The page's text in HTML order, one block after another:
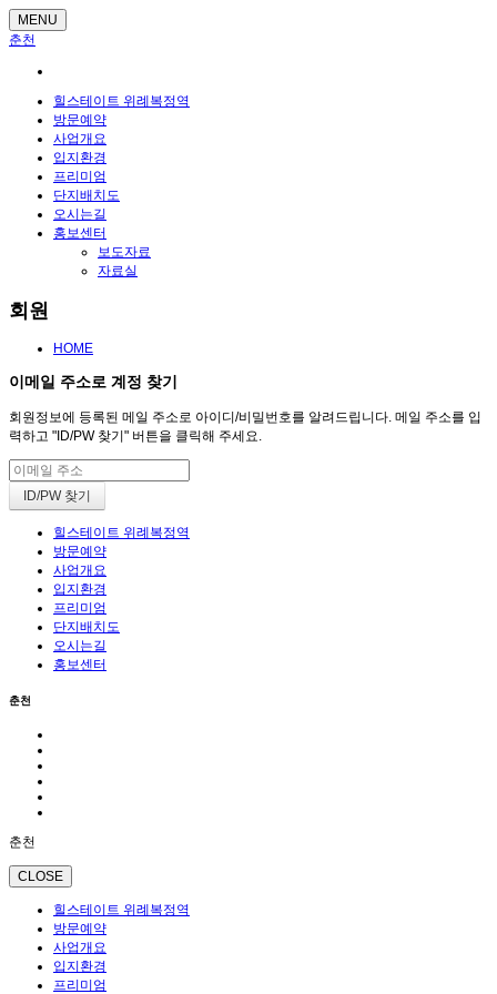
MENU
춘천
힐스테이트 위례복정역
방문예약
사업개요
입지환경
프리미엄
단지배치도
오시는길
홍보센터
보도자료
자료실
회원
HOME
이메일 주소로 계정 찾기
회원정보에 등록된 메일 주소로 아이디/비밀번호를 알려드립니다. 메일 주소를 입
력하고 "ID/PW 찾기" 버튼을 클릭해 주세요.
힐스테이트 위례복정역
방문예약
사업개요
입지환경
프리미엄
단지배치도
오시는길
홍보센터
춘천
춘천
CLOSE
힐스테이트 위례복정역
방문예약
사업개요
입지환경
프리미엄